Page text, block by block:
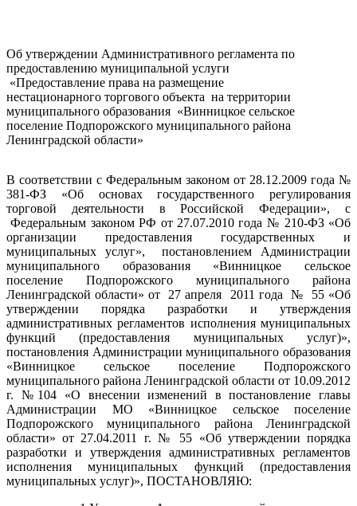
Об утверждении Административного регламента по
предоставлению муниципальной услуги
«Предоставление права на размещение
нестационарного торгового объекта на территории
муниципального образования «Винницкое сельское
поселение Подпорожского муниципального района
Ленинградской области»
В соответствии с Федеральным законом от 28.12.2009 года №
381-ФЗ «Об основах государственного регулирования
торговой деятельности в Российской Федерации», с
Федеральным законом РФ от 27.07.2010 года № 210-ФЗ «Об
организации предоставления государственных и
муниципальных услуг», постановлением Администрации
муниципального образования «Винницкое сельское
поселение Подпорожского муниципального района
Ленинградской области» от 27 апреля 2011 года № 55 «Об
утверждении порядка разработки и утверждения
административных регламентов исполнения муниципальных
функций (предоставления муниципальных услуг)»,
постановления Администрации муниципального образования
«Винницкое сельское поселение Подпорожского
муниципального района Ленинградской области от 10.09.2012
г. №104 «О внесении изменений в постановление главы
Администрации МО «Винницкое сельское поселение
Подпорожского муниципального района Ленинградской
области» от 27.04.2011 г. № 55 «Об утверждении порядка
разработки и утверждения административных регламентов
исполнения муниципальных функций (предоставления
муниципальных услуг)», ПОСТАНОВЛЯЮ: